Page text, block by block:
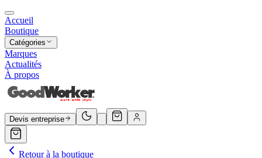
Accueil
Boutique
Catégories
Marques
Actualités
À propos
Devis entreprise
Retour à la boutique